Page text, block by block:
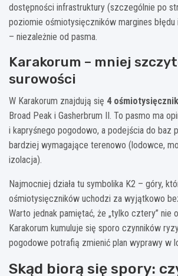
dostępności infrastruktury (szczególnie po
poziomie ośmiotysięczników margines
– niezależnie od pasma.
Karakorum – mniej
surowości
W Karakorum znajdują się 4
Broad Peak i Gasherbrum II. To pasmo ma
i kapryśnego pogodowo, a podejścia do baz
bardziej wymagające terenowo (lodowce,
izolacja).
Najmocniej działa tu symbolika K2 – góry,
ośmiotysięczników uchodzi za wyjątkowo
Warto jednak pamiętać, że „tylko cztery” nie
Karakorum kumuluje się sporo czynników
pogodowe potrafią zmienić plan wyprawy w
Skąd biorą się spory: